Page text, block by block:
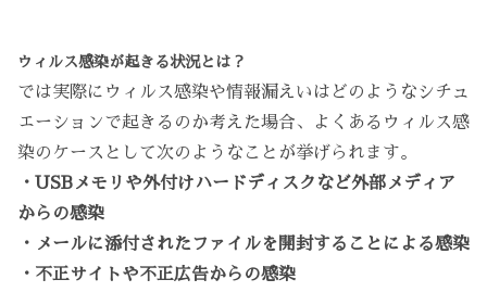
ウィルス感染が起きる状況とは？
では実際にウィルス感染や情報漏えいはどのようなシチュ
エーションで起きるのか考えた場合、よくあるウィルス感
染のケースとして次のようなことが挙げられます。
・USBメモリや外付けハードディスクなど外部メディア
からの感染
・メールに添付されたファイルを開封することによる感染
・不正サイトや不正広告からの感染